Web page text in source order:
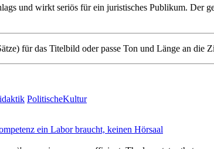
und wirkt seriös für ein juristisches Publikum. Der
für das Titelbild oder passe Ton und Länge an die
PolitischeKultur
ein Labor braucht, keinen Hörsaal